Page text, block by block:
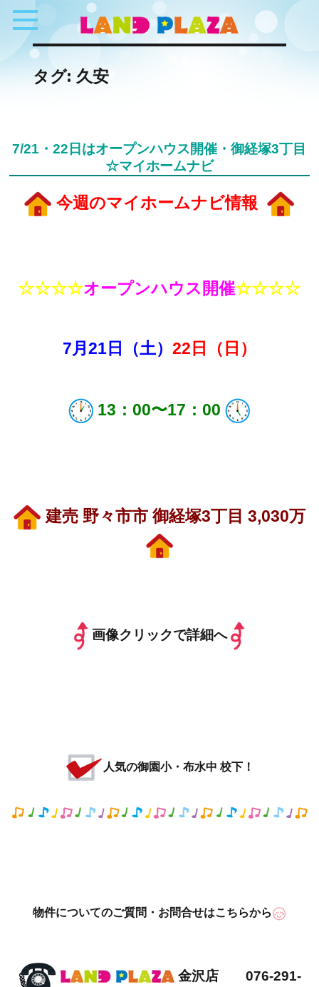
タグ: 久安
7/21・22日はオープンハウス開催・御経塚3丁目
☆マイホームナビ
今週のマイホームナビ情報
☆☆☆☆オープンハウス開催☆☆☆☆
7月21日（土） 22日（日）
13：00〜17： 00
建売 野々市市 御経塚3丁目 3,030万
画像クリックで詳細へ
人気の御園小・布水中 校下！
物件についてのご質問・お問合せはこちらから
金沢店 076-291-